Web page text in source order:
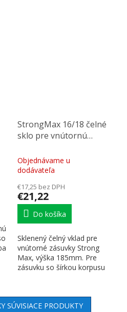
StrongMax 16/18 čelné
sklo pre vnútornú
600mm
Objednávame u
dodávateľa
€17,25 bez DPH
€21,22
Do košíka
Sklenený čelný vklad pre
vnútorné zásuvky Strong
Max, výška 185mm. Pre
zásuvku so šírkou korpusu
SÚVISIACE PRODUKTY